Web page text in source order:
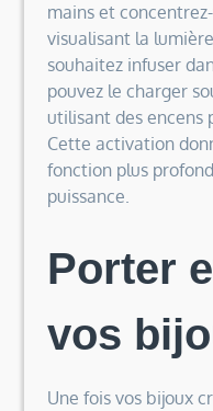
mains et
visualisant la
souhaitez infuser
pouvez le charger
utilisant des encens
Cette activation
fonction plus
puissance.
Porter
vos
Une fois vos bijoux